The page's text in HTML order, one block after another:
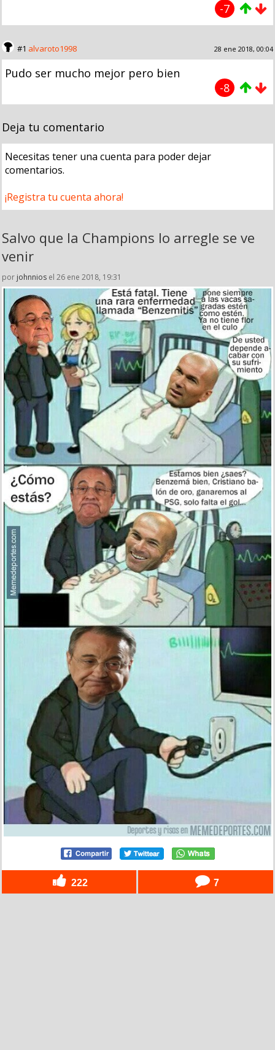
-7
#1 alvaroto1998 28 ene 2018, 00:04
Pudo ser mucho mejor pero bien
-8
Deja tu comentario
Necesitas tener una cuenta para poder dejar
comentarios.
¡Registra tu cuenta ahora!
Salvo que la Champions lo arregle se ve
venir
por johnnios el 26 ene 2018, 19:31
222 7